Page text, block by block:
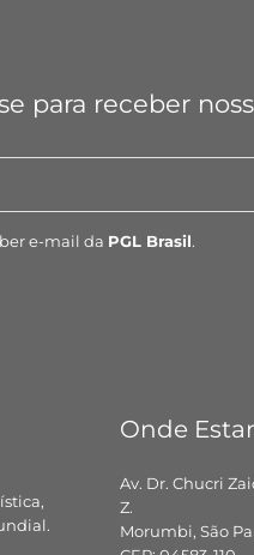
para receber
e-mail da PGL Brasil.
Onde
Av. Dr. Chucri
Z.
Morumbi, São